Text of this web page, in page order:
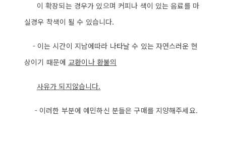
이 확장되는 경우가 있으며 커피나 색이 있는 음료를 마
실경우 착색이 될 수 있습니다.
- 이는 시간이 지남에따라 나타날 수 있는 자연스러운 현
상이기 때문에 교환이나 환불의
사유가 되지않습니다.
- 이러한 부분에 예민하신 분들은 구매를 지양해주세요.